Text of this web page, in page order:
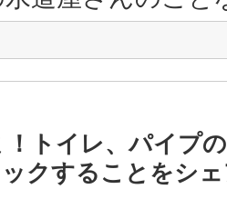
トイレ、パイプ
クすることをシェ